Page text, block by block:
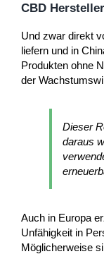
CBD
Und zwar direkt
liefern und in
Produkten ohne
der
Dieser
daraus
Auch in Europa
Unfähigkeit in
Möglicherweise